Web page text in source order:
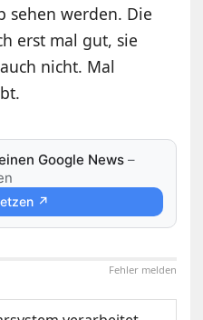
sehen werden. Die
erst mal gut, sie
nicht. Mal
Google News –
↗
Fehler melden